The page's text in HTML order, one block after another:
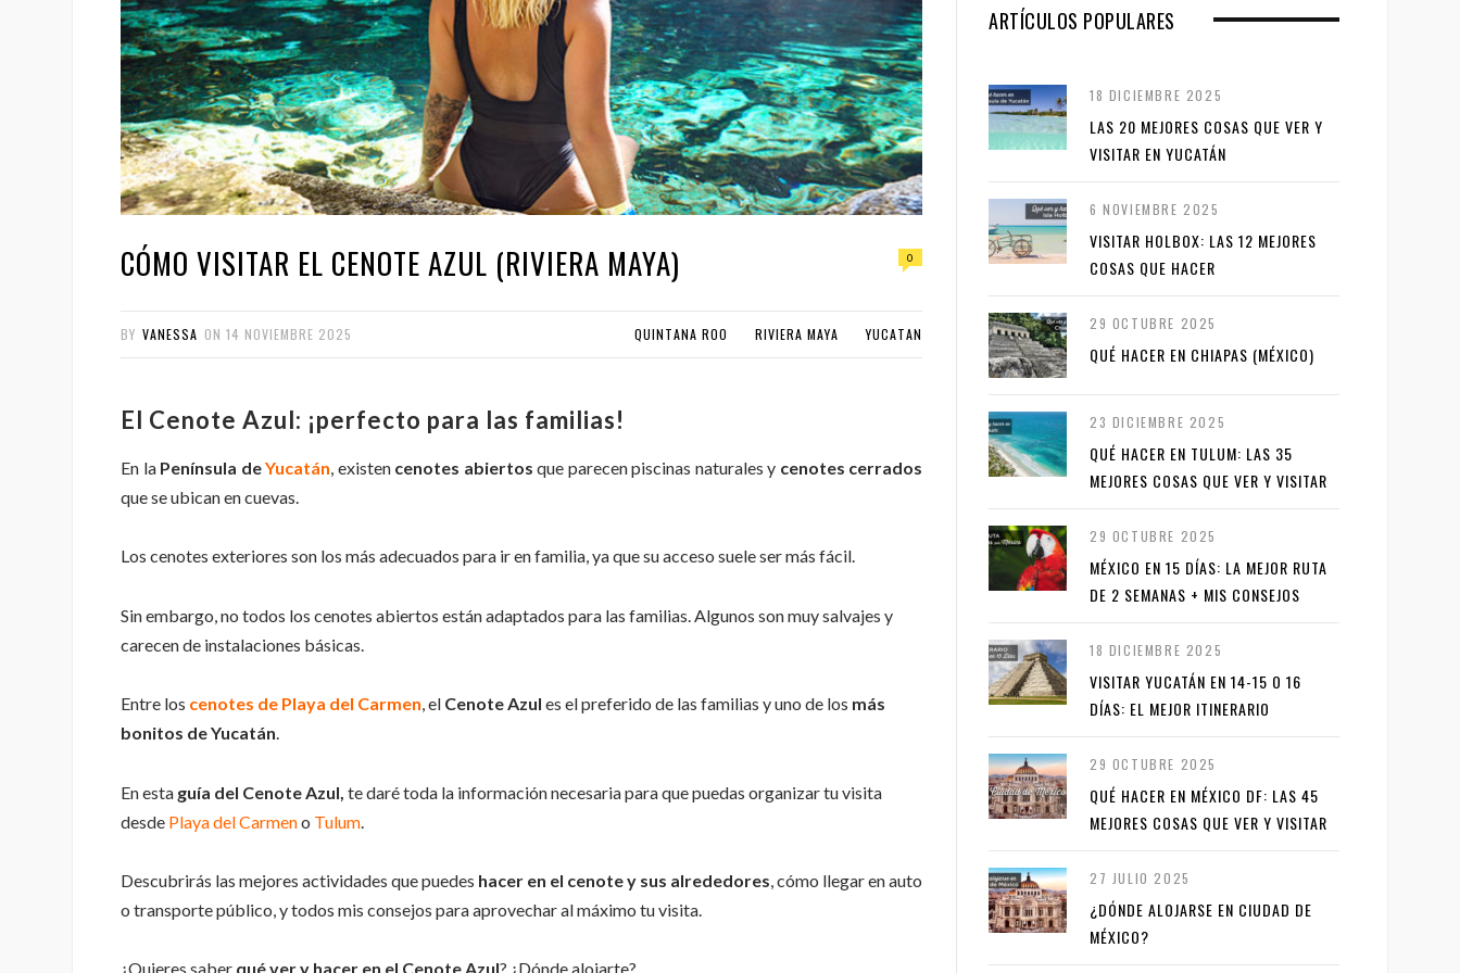
CÓMO VISITAR EL CENOTE AZUL (RIVIERA MAYA) 0
BY VANESSA ON 14 NOVIEMBRE 2025 QUINTANA ROO RIVIERA MAYA YUCATAN
El Cenote Azul: ¡perfecto para las familias!
En la Península deYucatán, existen cenotes abiertos que parecen piscinas naturales y cenotes cerrados
que se ubican en cuevas.
Los cenotes exteriores son los más adecuados para ir en familia, ya que su acceso suele ser más fácil.
Sin embargo, no todos los cenotes abiertos están adaptados para las familias. Algunos son muy salvajes y
carecen de instalaciones básicas.
Entre los cenotes de Playa del Carmen, el Cenote Azul es el preferido de las familias y uno de los más
bonitos de Yucatán.
En esta guía del Cenote Azul, te daré toda la información necesaria para que puedas organizar tu visita
desde Playa del Carmeno Tulum
Descubrirás las mejores actividades que puedes hacer en el cenote y sus alrededores, cómo llegar en auto
o transporte público, y todos mis consejos para aprovechar al máximo tu visita.
¿Quieres saber qué ver y hacer en el Cenote Azul? ¿Dónde alojarte?
ARTÍCULOS POPULARES
18 DICIEMBRE 2025
LAS 20 MEJORES COSAS QUE VER Y
VISITAR EN YUCATÁN
6 NOVIEMBRE 2025
VISITAR HOLBOX: LAS 12 MEJORES
COSAS QUE HACER
29 OCTUBRE 2025
QUÉ HACER EN CHIAPAS (MÉXICO)
23 DICIEMBRE 2025
QUÉ HACER EN TULUM: LAS 35
MEJORES COSAS QUE VER Y VISITAR
29 OCTUBRE 2025
MÉXICO EN 15 DÍAS: LA MEJOR RUTA
DE 2 SEMANAS + MIS CONSEJOS
18 DICIEMBRE 2025
VISITAR YUCATÁN EN 14-15 O 16
DÍAS: EL MEJOR ITINERARIO
29 OCTUBRE 2025
QUÉ HACER EN MÉXICO DF: LAS 45
MEJORES COSAS QUE VER Y VISITAR
27 JULIO 2025
¿DÓNDE ALOJARSE EN CIUDAD DE
MÉXICO?